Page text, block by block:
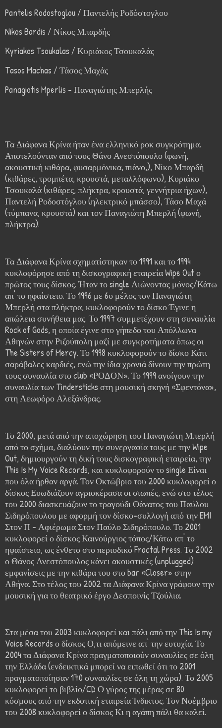
Pantelis Rodostoglou / Παντελής Ροδόστογλου
Nikos Bardis / Νίκος Μπαρδής
Kyriakos Tsoukalas / Κυριάκος Τσουκαλάς
Tasos Machas / Τάσος Μαχάς
Panagiotis Mperlis - Παναγιώτης Μπερλής
Τα Διάφανα Κρίνα ήταν ένα ελληνικό ροκ συγκρότημα.
Αποτελούνταν από τους Θάνο Ανεστόπουλο (φωνή,
ακουστική κιθάρα, φυσαρμόνικα, πιάνο,), Νίκο Μπαρδή
(κιθάρες, τρομπέτα, κρουστά, μεταλλόφωνο), Κυριάκο
Τσουκαλά (κιθάρες, πλήκτρα, κρουστά, γεννήτρια ήχων),
Παντελή Ροδοστόγλου (ηλεκτρικό μπάσσο), Τάσο Μαχά
(τύμπανα, κρουστά) και τον Παναγιώτη Μπερλή (φωνή,
πλήκτρα).
Τα Διάφανα Κρίνα σχηματίστηκαν το 1991 και το 1994
κυκλοφόρησε από τη δισκογραφική εταιρεία Wipe Out ο
πρώτος τους δίσκος. Ήταν το single Λιώνοντας μόνος/Κάτω
απ' το ηφαίστειο. Το 1996 με 6ο μέλος τον Παναγιώτη
Μπερλή στα πλήκτρα, κυκλοφορούν το δίσκο Έγινε η
απώλεια συνήθεια μας. Το 1997 συμμετέχουν στη συναυλία
Rock of Gods, η οποία έγινε στο γήπεδο του Απόλλωνα
Αθηνών στην Ριζούπολη μαζί με συγκροτήματα όπως οι
The Sisters of Mercy. Το 1998 κυκλοφορούν το δίσκο Κάτι
σαράβαλες καρδιές, ενώ την ίδια χρονιά δίνουν την πρώτη
τους συναυλία στο club «ΡΟΔΟΝ». Το 1999 ανοίγουν την
συναυλία των Tindersticks στη μουσική σκηνή «Σφεντόνα»,
στη Λεωφόρο Αλεξάνδρας.
Το 2000, μετά από την αποχώρηση του Παναγιώτη Μπερλή
από το σχήμα, διαλύουν την συνεργασία τους με την Wipe
Out, δημιουργούν τη δική τους δισκογραφική εταιρεία, την
This Is My Voice Records, και κυκλοφορούν το single Είναι
που όλα ήρθαν αργά. Τον Οκτώβριο του 2000 κυκλοφορεί ο
δίσκος Ευωδιάζουν αγριοκέρασα οι σιωπές, ενώ στο τέλος
του 2000 διασκευάζουν το τραγούδι Θάνατος του Παύλου
Σιδηρόπουλου με αφορμή τον δίσκο-συλλογή από την EMI
Στον Π - Αφιέρωμα Στον Παύλο Σιδηρόπουλο. Το 2001
κυκλοφορεί ο δίσκος Καινούργιος τόπος/Κάτω απ' το
ηφαίστειο, ως ένθετο στο περιοδικό Fractal Press. Το 2002
ο Θάνος Ανεστόπουλος κάνει ακουστικές (unplugged)
εμφανίσεις με την κιθάρα του στο bar «Closer» στην
Αθήνα. Στο τέλος του 2002 τα Διάφανα Κρίνα γράφουν την
μουσική για το θεατρικό έργο Δεσποινίς Τζούλια.
Στα μέσα του 2003 κυκλοφορεί και πάλι από την This Is my
Voice Records ο δίσκος Ο,τι απόμεινε απ' την ευτυχία. Το
2004 τα Διάφανα Κρίνα πραγματοποιούν συναυλίες σε όλη
την Ελλάδα (ενδεικτικά μπορεί να ειπωθεί ότι το 2001
πραγματοποίησαν 170 συναυλίες σε όλη τη χώρα). Το 2005
κυκλοφορεί το βιβλίο/CD Ο γύρος της μέρας σε 80
κόσμους από την εκδοτική εταιρεία Ίνδικτος. Τον Νοέμβριο
του 2008 κυκλοφορεί ο δίσκος Κι η αγάπη πάλι θα καλεί.